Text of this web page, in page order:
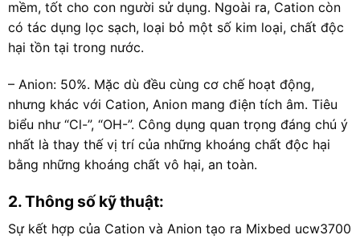
mềm, tốt cho con người sử dụng. Ngoài ra, Cation còn
có tác dụng lọc sạch, loại bỏ một số kim loại, chất độc
hại tồn tại trong nước.
– Anion: 50%. Mặc dù đều cùng cơ chế hoạt động,
nhưng khác với Cation, Anion mang điện tích âm. Tiêu
biểu như “Cl-”, “OH-”. Công dụng quan trọng đáng chú ý
nhất là thay thế vị trí của những khoáng chất độc hại
bằng những khoáng chất vô hại, an toàn.
2. Thông số kỹ thuật:
Sự kết hợp của Cation và Anion tạo ra Mixbed ucw3700